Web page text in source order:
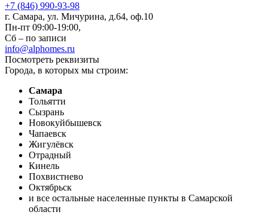
+7 (846) 990-93-98
г. Самара, ул. Мичурина, д.64, оф.10
Пн-пт 09:00-19:00,
Сб – по записи
info@alphomes.ru
Посмотреть реквизиты
Города, в которых мы строим:
Самара
Тольятти
Сызрань
Новокуйбышевск
Чапаевск
Жигулёвск
Отрадный
Кинель
Похвистнево
Октябрьск
и все остальные населенные пункты в Самарской
области